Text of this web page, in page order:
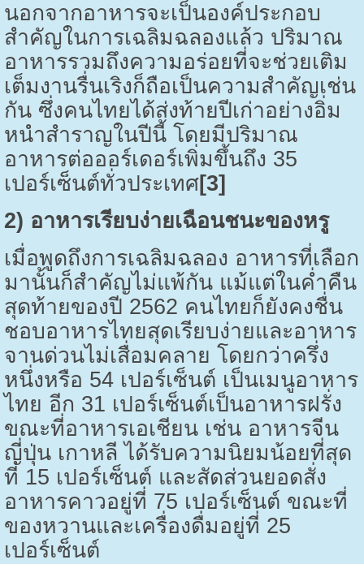
นอกจากอาหารจะเป็นองค์ประกอบ
สำคัญในการเฉลิมฉลองแล้ว ปริมาณ
อาหารรวมถึงความอร่อยที่จะช่วยเติม
เต็มงานรื่นเริงก็ถือเป็นความสำคัญเช่น
กัน ซึ่งคนไทยได้ส่งท้ายปีเก่าอย่างอิ่ม
หนำสำราญในปีนี้ โดยมีปริมาณ
อาหารต่อออร์เดอร์เพิ่มขึ้นถึง 35
เปอร์เซ็นต์ทั่วประเทศ[3]
2) อาหารเรียบง่ายเฉือนชนะของหรู
เมื่อพูดถึงการเฉลิมฉลอง อาหารที่เลือก
มานั้นก็สำคัญไม่แพ้กัน แม้แต่ในค่ำคืน
สุดท้ายของปี 2562 คนไทยก็ยังคงชื่น
ชอบอาหารไทยสุดเรียบง่ายและอาหาร
จานด่วนไม่เสื่อมคลาย โดยกว่าครึ่ง
หนึ่งหรือ 54 เปอร์เซ็นต์ เป็นเมนูอาหาร
ไทย อีก 31 เปอร์เซ็นต์เป็นอาหารฝรั่ง
ขณะที่อาหารเอเชียน เช่น อาหารจีน
ญี่ปุ่น เกาหลี ได้รับความนิยมน้อยที่สุด
ที่ 15 เปอร์เซ็นต์ และสัดส่วนยอดสั่ง
อาหารคาวอยู่ที่ 75 เปอร์เซ็นต์ ขณะที่
ของหวานและเครื่องดื่มอยู่ที่ 25
เปอร์เซ็นต์